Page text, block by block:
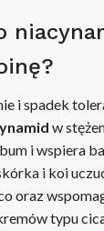
i spadek
w
i wspiera
i koi
oraz
typu